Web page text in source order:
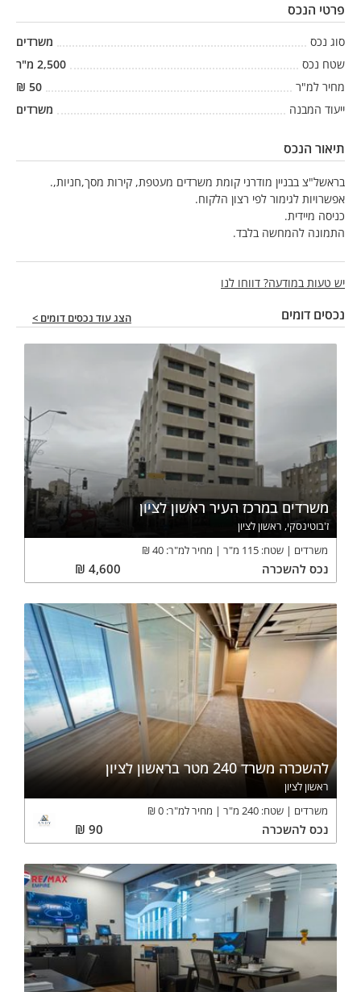
פרטי הנכס
סוג נכס
משרדים
שטח נכס
2,500 מ"ר
מחיר למ"ר
50
₪
ייעוד המבנה
משרדים
תיאור הנכס
בראשל"צ בבניין מודרני קומת משרדים מעטפת, קירות מסך,חניות,.
אפשרויות לגימור לפי רצון הלקוח.
כניסה מיידית.
התמונה להמחשה בלבד.
יש טעות במודעה? דווחו לנו
נכסים דומים הצג עוד נכסים דומים >
משרדים במרכז העיר ראשון לציון
ז'בוטינסקי, ראשון לציון
משרדים
שטח: 115 מ"ר מחיר למ"ר: 40
₪
נכס להשכרה 4,600
₪
להשכרה משרד 240 מטר בראשון לציון
ראשון לציון
משרדים
שטח: 240 מ"ר מחיר למ"ר: 0
₪
נכס להשכרה 90
₪